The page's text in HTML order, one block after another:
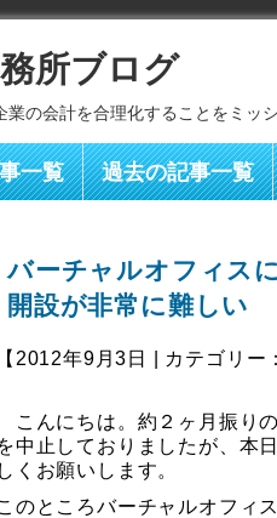
所ブログ
業の会計を合理化することをミッ
一覧 過去の記事一覧
バーチャルオフィス
開設が非常に難しい
【2012年9月3日 | カテゴリー
こんにちは。約２ヶ月振り
中止しておりましたが、本
しくお願いします。
のところバーチャルオフィ